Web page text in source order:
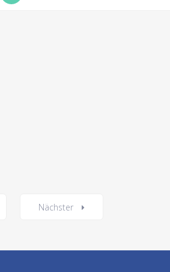
Nächster